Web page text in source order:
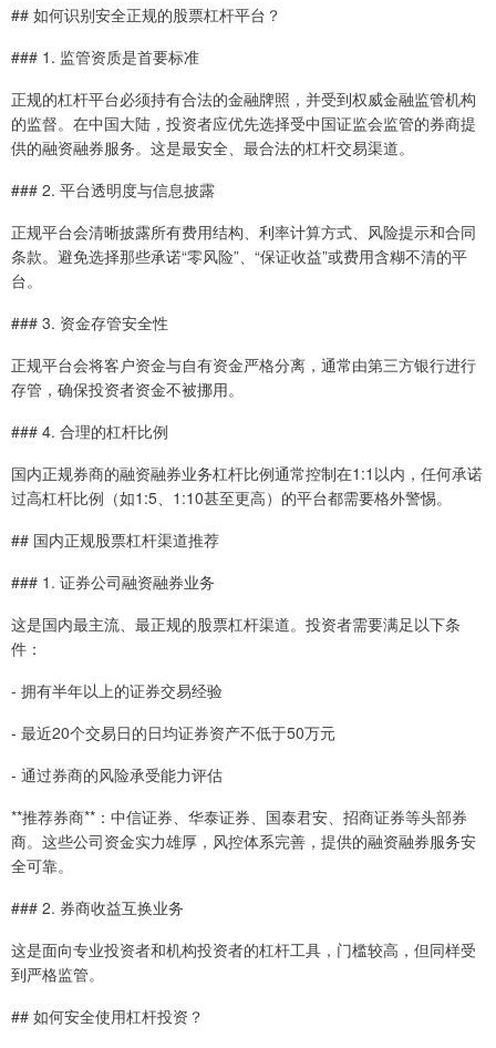
## 如何识别安全正规的股票杠杆平台？
### 1. 监管资质是首要标准
正规的杠杆平台必须持有合法的金融牌照，并受到权威金融监管机构
的监督。在中国大陆，投资者应优先选择受中国证监会监管的券商提
供的融资融券服务。这是最安全、最合法的杠杆交易渠道。
### 2. 平台透明度与信息披露
正规平台会清晰披露所有费用结构、利率计算方式、风险提示和合同
条款。避免选择那些承诺“零风险”、“保证收益”或费用含糊不清的平
台。
### 3. 资金存管安全性
正规平台会将客户资金与自有资金严格分离，通常由第三方银行进行
存管，确保投资者资金不被挪用。
### 4. 合理的杠杆比例
国内正规券商的融资融券业务杠杆比例通常控制在1:1以内，任何承诺
过高杠杆比例（如1:5、1:10甚至更高）的平台都需要格外警惕。
## 国内正规股票杠杆渠道推荐
### 1. 证券公司融资融券业务
这是国内最主流、最正规的股票杠杆渠道。投资者需要满足以下条
件：
- 拥有半年以上的证券交易经验
- 最近20个交易日的日均证券资产不低于50万元
- 通过券商的风险承受能力评估
**推荐券商**：中信证券、华泰证券、国泰君安、招商证券等头部券
商。这些公司资金实力雄厚，风控体系完善，提供的融资融券服务安
全可靠。
### 2. 券商收益互换业务
这是面向专业投资者和机构投资者的杠杆工具，门槛较高，但同样受
到严格监管。
## 如何安全使用杠杆投资？